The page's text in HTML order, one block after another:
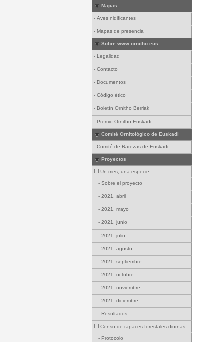
Mapas
- Aves nidificantes
- Mapas de presencia
Sobre www.ornitho.eus
- Legalidad
- Contacto
- Documentos
- Código ético
- Boletín Ornitho Berriak
- Premio Ornitho Euskadi
Comité Ornitológico de Euskadi
- Comité de Rarezas de Euskadi
Proyectos
Un mes, una especie
- Sobre el proyecto
- 2021, abril
- 2021, mayo
- 2021, junio
- 2021, julio
- 2021, agosto
- 2021, septiembre
- 2021, octubre
- 2021, noviembre
- 2021, diciembre
- Resultados
Censo de rapaces forestales diurnas
- Protocolo